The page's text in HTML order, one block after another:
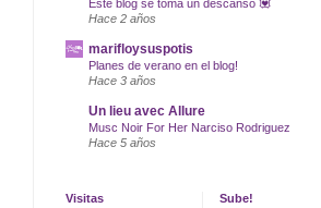
Este blog se toma un descanso 💟
Hace 2 años
marifloysuspotis
Planes de verano en el blog!
Hace 3 años
Un lieu avec Allure
Musc Noir For Her Narciso Rodriguez
Hace 5 años
Visitas Sube!